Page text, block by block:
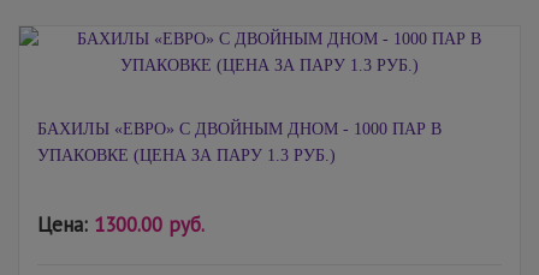
БАХИЛЫ «ЕВРО» С ДВОЙНЫМ ДНОМ - 1000 ПАР В
УПАКОВКЕ (ЦЕНА ЗА ПАРУ 1.3 РУБ.)
Цена: 1300.00 руб.